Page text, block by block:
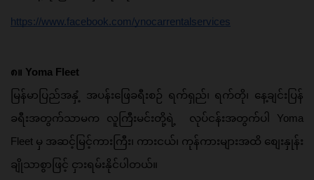
https://www.facebook.com/ynocarrentalservices
၈။ Yoma Fleet
မြန်မာပြည်အနှံ့ အပန်းဖြေခရီးစဉ် ရက်ရှည်၊ ရက်တို၊ နေ့ချင်းပြန်
ခရီးအတွက်သာမက လူကြီးမင်းတို့ရဲ့  လုပ်ငန်းအတွက်ပါ Yoma
Fleet မှ အဆင့်မြင့်ကားကြီး၊ ကားငယ်၊ ကုန်ကားများအထိ စျေးနှုန်း
ချိုသာစွာဖြင့် ငှားရမ်းနိုင်ပါတယ်။